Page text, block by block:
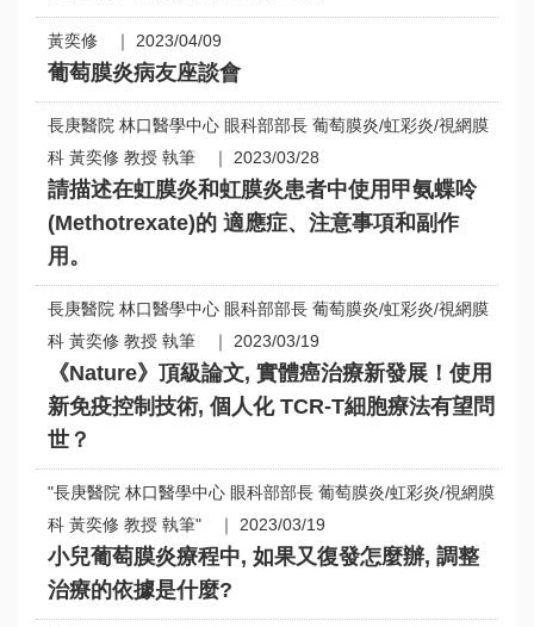
黃奕修 ｜ 2023/04/09
葡萄膜炎病友座談會
長庚醫院 林口醫學中心 眼科部部長 葡萄膜炎/虹彩炎/視網膜
科 黃奕修 教授 執筆 ｜ 2023/03/28
請描述在虹膜炎和虹膜炎患者中使用甲氨蝶呤
(Methotrexate)的 適應症、注意事項和副作
用。
長庚醫院 林口醫學中心 眼科部部長 葡萄膜炎/虹彩炎/視網膜
科 黃奕修 教授 執筆 ｜ 2023/03/19
《Nature》頂級論文, 實體癌治療新發展！使用
新免疫控制技術, 個人化 TCR-T細胞療法有望問
世？
"長庚醫院 林口醫學中心 眼科部部長 葡萄膜炎/虹彩炎/視網膜
科 黃奕修 教授 執筆" ｜ 2023/03/19
小兒葡萄膜炎療程中, 如果又復發怎麼辦, 調整
治療的依據是什麼?